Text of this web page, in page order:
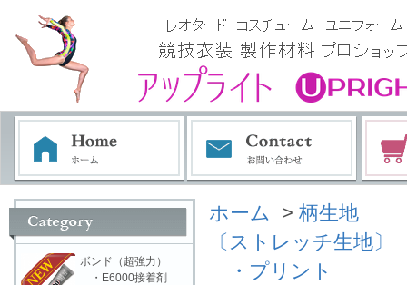
ホーム > 柄生地
〔ストレッチ生地〕
・プリント
ボンド（超強力）
・E6000接着剤